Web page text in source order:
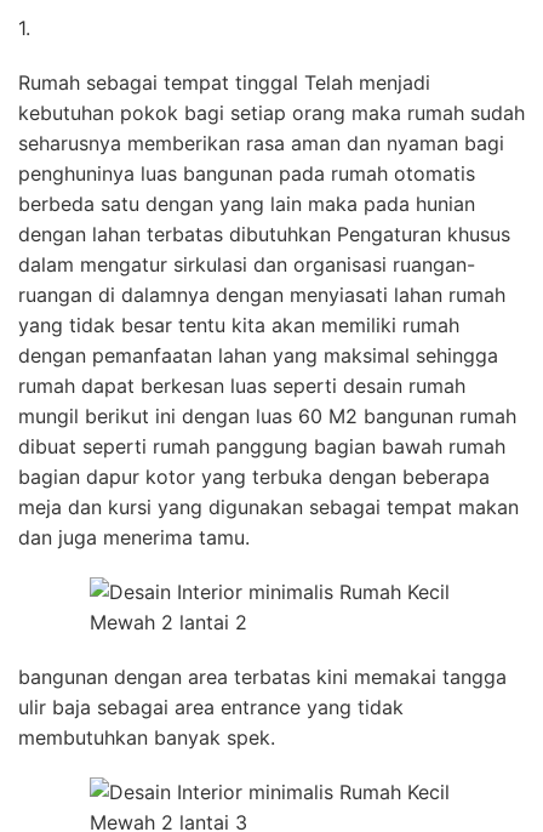
1.
Rumah sebagai tempat tinggal Telah menjadi
kebutuhan pokok bagi setiap orang maka rumah sudah
seharusnya memberikan rasa aman dan nyaman bagi
penghuninya luas bangunan pada rumah otomatis
berbeda satu dengan yang lain maka pada hunian
dengan lahan terbatas dibutuhkan Pengaturan khusus
dalam mengatur sirkulasi dan organisasi ruangan-
ruangan di dalamnya dengan menyiasati lahan rumah
yang tidak besar tentu kita akan memiliki rumah
dengan pemanfaatan lahan yang maksimal sehingga
rumah dapat berkesan luas seperti desain rumah
mungil berikut ini dengan luas 60 M2 bangunan rumah
dibuat seperti rumah panggung bagian bawah rumah
bagian dapur kotor yang terbuka dengan beberapa
meja dan kursi yang digunakan sebagai tempat makan
dan juga menerima tamu.
bangunan dengan area terbatas kini memakai tangga
ulir baja sebagai area entrance yang tidak
membutuhkan banyak spek.